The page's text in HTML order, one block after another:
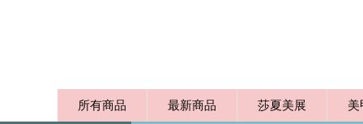
所有商品 最新商品 莎夏美展 美